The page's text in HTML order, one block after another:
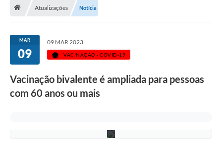
Atualizações Notícia
MAR
09
09 MAR 2023
VACINAÇÃO - COVID-19
Vacinação bivalente é ampliada para pessoas
com 60 anos ou mais
a
l